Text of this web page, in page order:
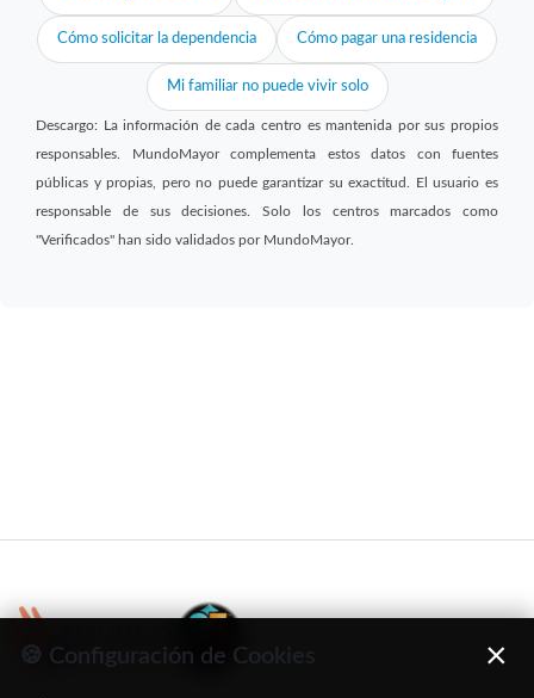
Cómo solicitar la dependencia Cómo pagar una residencia
Mi familiar no puede vivir solo
Descargo: La información de cada centro es mantenida por sus propios
responsables. MundoMayor complementa estos datos con fuentes
públicas y propias, pero no puede garantizar su exactitud. El usuario es
responsable de sus decisiones. Solo los centros marcados como
"Verificados" han sido validados por MundoMayor.
🍪 Configuración de Cookies ×